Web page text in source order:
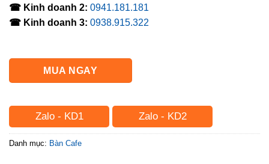
☎ Kinh doanh 2: 0941.181.181
☎ Kinh doanh 3: 0938.915.322
MUA NGAY
Zalo - KD1 Zalo - KD2
Danh mục: Bàn Cafe